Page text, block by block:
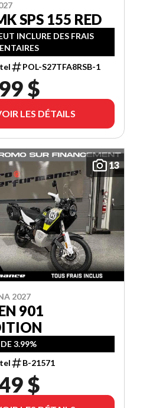
SPS 155 RED
INCLURE DES FRAIS
POL-S27TFA8RSB-1
$
LES DÉTAILS
13
2027
901
3.99%
B-21571
$